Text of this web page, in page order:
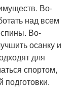
Во-
над всем
Во-
осанку и
для
спортом,
подготовки.